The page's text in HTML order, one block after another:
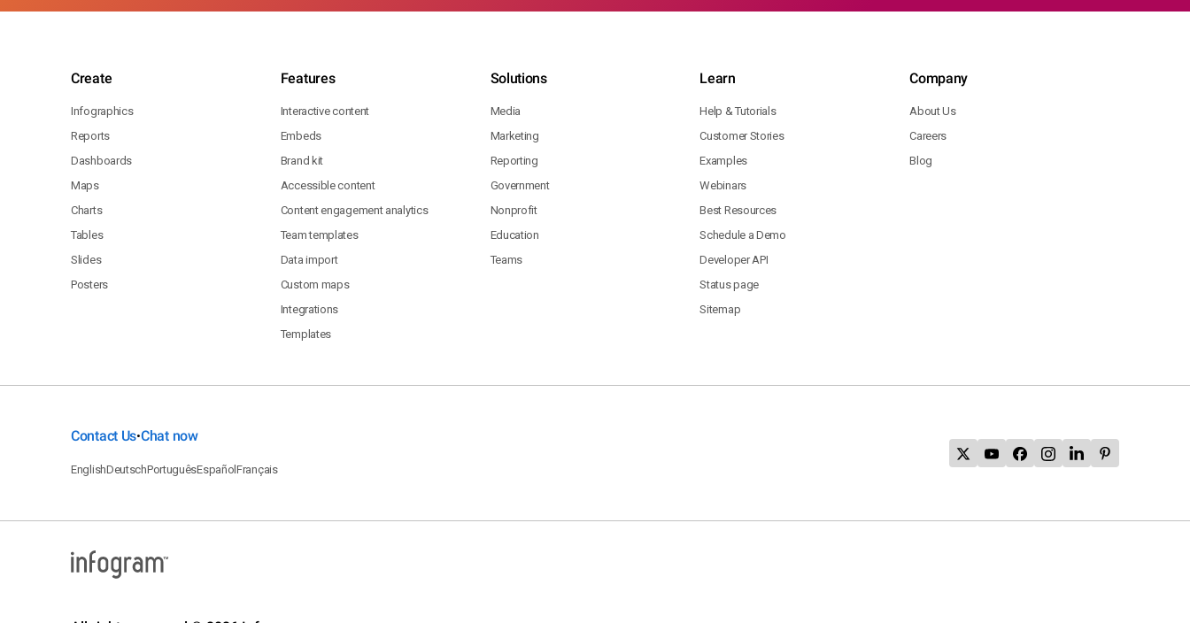
Create
Infographics
Reports
Dashboards
Maps
Charts
Tables
Slides
Posters
Features
Interactive content
Embeds
Brand kit
Accessible content
Content engagement analytics
Team templates
Data import
Custom maps
Integrations
Templates
Solutions
Media
Marketing
Reporting
Government
Nonprofit
Education
Teams
Learn
Help & Tutorials
Customer Stories
Examples
Webinars
Best Resources
Schedule a Demo
Developer API
Status page
Sitemap
Company
About Us
Careers
Blog
Contact Us•Chat now
EnglishDeutschPortuguêsEspañolFrançais